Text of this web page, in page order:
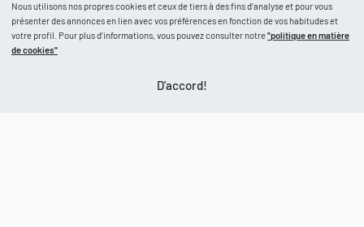
BOUTIQUE
Nous utilisons nos propres cookies et ceux de tiers à des fins d’analyse et pour vous
présenter des annonces en lien avec vos préférences en fonction de vos habitudes et
votre profil. Pour plus d’informations, vous pouvez consulter notre"politique en matière
de cookies"
D'accord!